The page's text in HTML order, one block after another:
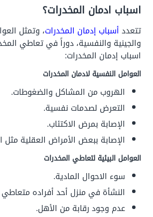
اسباب ادمان المخدرات؟
تتعددأسباب إدمان المخدرات، وتمثل
والجينية والنفسية، دوراً في تعاطي
اسباب إدمان المخدرات:
العوامل النفسية لادمان المخدرات
الهروب من المشاكل والضغوطات.
التعرض لصدمات نفسية.
الإصابة بمرض الاكتئاب.
الإصابة ببعض الأمراض العقلية مثل
العوامل البيئية لتعاطي المخدرات
سوء الاحوال المادية.
النشأة في منزل أحد أفراده
عدم وجود رقابة من الأهل.